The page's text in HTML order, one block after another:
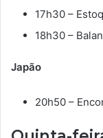
17h30 –
18h30 –
Japão
20h50 –